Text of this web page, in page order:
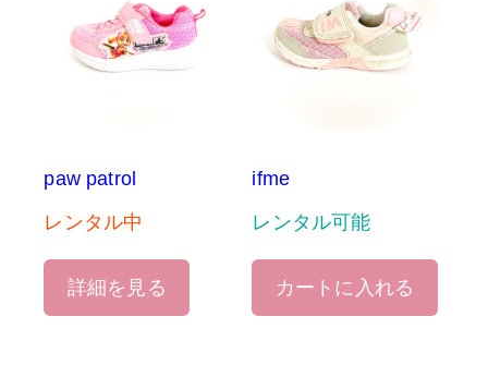
paw patrol
レンタル中
詳細を見る
ifme
レンタル可能
カートに入れる